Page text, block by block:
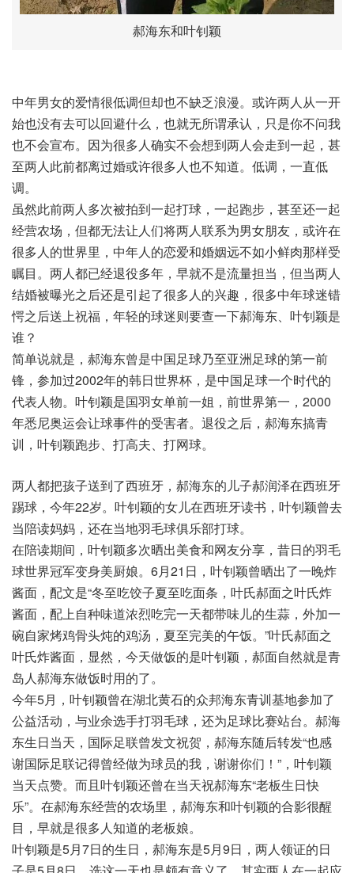
郝海东和叶钊颖
中年男女的爱情很低调但却也不缺乏浪漫。或许两人从一开
始也没有去可以回避什么，也就无所谓承认，只是你不问我
也不会宣布。因为很多人确实不会想到两人会走到一起，甚
至两人此前都离过婚或许很多人也不知道。低调，一直低
调。
虽然此前两人多次被拍到一起打球，一起跑步，甚至还一起
经营农场，但都无法让人们将两人联系为男女朋友，或许在
很多人的世界里，中年人的恋爱和婚姻远不如小鲜肉那样受
瞩目。两人都已经退役多年，早就不是流量担当，但当两人
结婚被曝光之后还是引起了很多人的兴趣，很多中年球迷错
愕之后送上祝福，年轻的球迷则要查一下郝海东、叶钊颖是
谁？
简单说就是，郝海东曾是中国足球乃至亚洲足球的第一前
锋，参加过2002年的韩日世界杯，是中国足球一个时代的
代表人物。叶钊颖是国羽女单前一姐，前世界第一，2000
年悉尼奥运会让球事件的受害者。退役之后，郝海东搞青
训，叶钊颖跑步、打高夫、打网球。
两人都把孩子送到了西班牙，郝海东的儿子郝润泽在西班牙
踢球，今年22岁。叶钊颖的女儿在西班牙读书，叶钊颖曾去
当陪读妈妈，还在当地羽毛球俱乐部打球。
在陪读期间，叶钊颖多次晒出美食和网友分享，昔日的羽毛
球世界冠军变身美厨娘。6月21日，叶钊颖曾晒出了一晚炸
酱面，配文是“冬至吃饺子夏至吃面条，叶氏郝面之叶氏炸
酱面，配上自种味道浓烈吃完一天都带味儿的生蒜，外加一
碗自家烤鸡骨头炖的鸡汤，夏至完美的午饭。”叶氏郝面之
叶氏炸酱面，显然，今天做饭的是叶钊颖，郝面自然就是青
岛人郝海东做饭时用的了。
今年5月，叶钊颖曾在湖北黄石的众邦海东青训基地参加了
公益活动，与业余选手打羽毛球，还为足球比赛站台。郝海
东生日当天，国际足联曾发文祝贺，郝海东随后转发“也感
谢国际足联记得曾经做为球员的我，谢谢你们！”，叶钊颖
当天点赞。而且叶钊颖还曾在当天祝郝海东“老板生日快
乐”。在郝海东经营的农场里，郝海东和叶钊颖的合影很醒
目，早就是很多人知道的老板娘。
叶钊颖是5月7日的生日，郝海东是5月9日，两人领证的日